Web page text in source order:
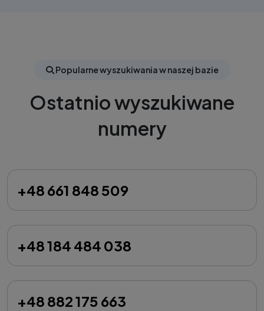
Popularne wyszukiwania w naszej bazie
Ostatnio wyszukiwane
numery
+48 661 848 509
+48 184 484 038
+48 882 175 663